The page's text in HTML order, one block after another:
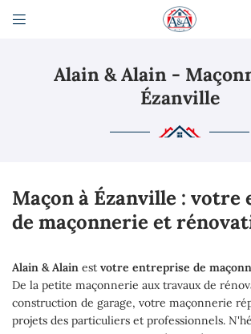

01 34 68 81 98
En cochant cette case, vous consentez à recevoir nos
l'adresse email indiqué ci-dessus. Vous pouvez vous
utilisantle formulaire de désinscription.
Alain & Alain -
Ézanville
Maçon à Ézanville :
de maçonnerie et
Alain & Alain est votre entreprise de
De la petite maçonnerie aux travaux de
construction de garage, votre maçonnerie
projets des particuliers et professionnels.